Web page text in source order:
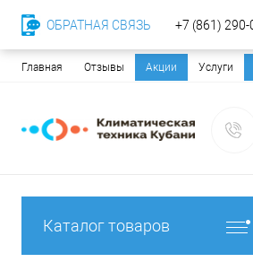
Главная Отзывы Акции Услуги
Каталог товаров
ОБРАТНАЯ СВЯЗЬ +7 (861) 290-